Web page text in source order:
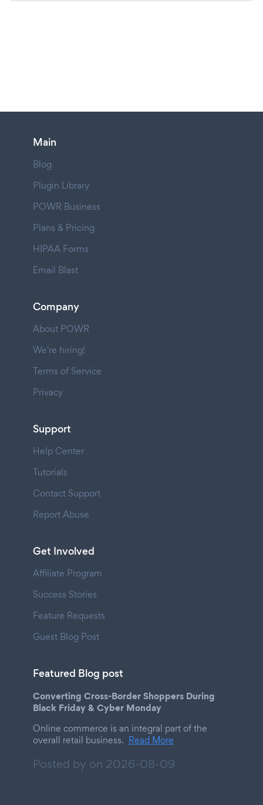
Main
Blog
Plugin Library
POWR Business
Plans & Pricing
HIPAA Forms
Email Blast
Company
About POWR
We're hiring!
Terms of Service
Privacy
Support
Help Center
Tutorials
Contact Support
Report Abuse
Get Involved
Affiliate Program
Success Stories
Feature Requests
Guest Blog Post
Featured Blog post
Converting Cross-Border Shoppers During
Black Friday & Cyber Monday
Online commerce is an integral part of the
overall retail business. Read More
Posted by on 2026-08-09